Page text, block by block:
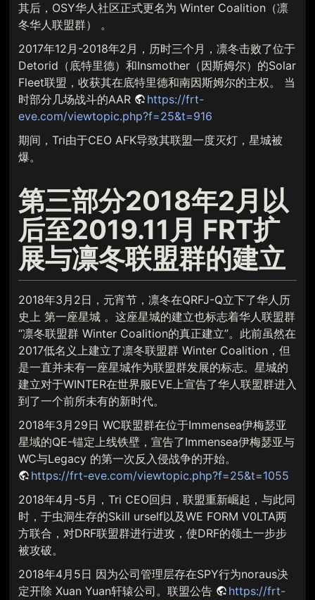
其后，OSY华人社区正式更名为 Winter Coalition（凛
冬华人联盟群） 。
2017年12月-2018年2月，历时三个月，凛冬击败了位于
Detorid（底特里德）和Insmother（因斯姆尔）的Solar
Fleet联盟，收获其在底特里德和南因斯姆尔的主权。 当
时部分几场战斗的AAR
https://frt-
eve.com/viewtopic.php?f=25&t=916
期间，Tri由于CEO AFK导致其联盟一度灭灯，星城被
爆。
第三部分2018年2月以
后至2019.11月 FRT扩
展与凛冬联盟群的建立
2018年3月2日，元宵节，凛冬在QRFJ-Q立下了华人历
史上 第一座星城 。这座星城的建立也标志着华人联盟群
“凛冬联盟群 Winter Coalition的真正建立”。此前虽然在
2017低名义上建立了凛冬联盟群 Winter Coalition，但
是一直并未有一座星城作为联盟群发展的标志。星城的
建立对于WINTER在世界服EVE上宣告了华人联盟群进入
到了一个前所未有的新时代。
2018年3月29日 WC联盟群在位于Immensea伊梅瑟亚
星域的QE-锚定上线铁壁，宣告了Immensea伊梅瑟亚与
WC与Legacy 的第一次反入侵战争的开始。
https://frt-eve.com/viewtopic.php?f=25&t=1055
2018年4月-5月，Tri CEO回归，联盟重新崛起，与此同
时，于虫洞生存的Skill urself以及WE FORM V0LTA两
方联合，对DRF联盟群进行进攻，使DRF的领土一步步
被攻破。
2018年4月5日 因为公司管理层存在SPY行为noraus决
定开除 Xuan Yuan轩辕公司。联盟公告
https://frt-